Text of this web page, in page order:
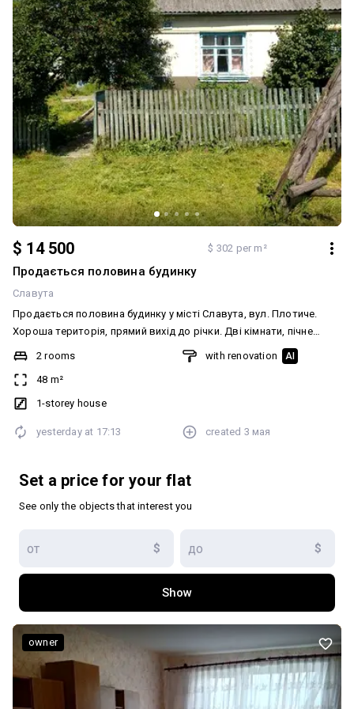
$ 14 500 $ 302 per m²
Продається половина будинку
Славута
Продається половина будинку у місті Славута, вул. Плотиче.
Хороша територія, прямий вихід до річки. Дві кімнати, пічне
опалення. Телефон для уточнення деталей: 09*********13
Можливий торг :) Додатково: Ремонт: Житловий стан
2 rooms
48 m²
1-storey house
with renovation AI
yesterday at 17:13 created 3 мая
Set a price for your flat
See only the objects that interest you
$ $
Show
owner